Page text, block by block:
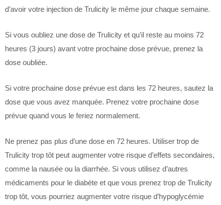
d’avoir votre injection de Trulicity le même jour chaque semaine.
Si vous oubliez une dose de Trulicity et qu’il reste au moins 72
heures (3 jours) avant votre prochaine dose prévue, prenez la
dose oubliée.
Si votre prochaine dose prévue est dans les 72 heures, sautez la
dose que vous avez manquée. Prenez votre prochaine dose
prévue quand vous le feriez normalement.
Ne prenez pas plus d’une dose en 72 heures. Utiliser trop de
Trulicity trop tôt peut augmenter votre risque d’effets secondaires,
comme la nausée ou la diarrhée. Si vous utilisez d’autres
médicaments pour le diabète et que vous prenez trop de Trulicity
trop tôt, vous pourriez augmenter votre risque d’hypoglycémie